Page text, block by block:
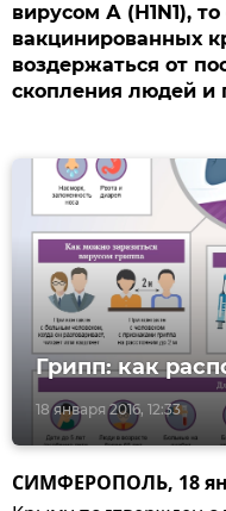
вирусом А (Н1N1),
вакцинированных
воздержаться от
скопления людей и
18 января 2016, 12:33
Грипп: как
СИМФЕРОПОЛЬ, 18